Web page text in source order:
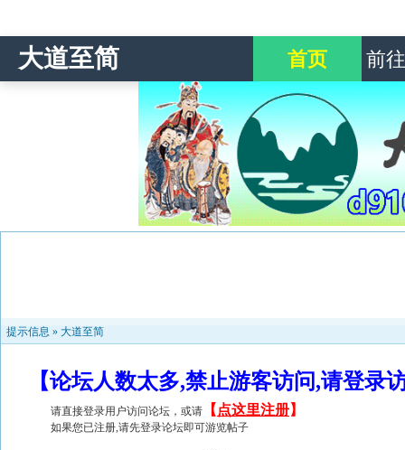
大道至简 首页 前
提示信息 » 大道至简
【论坛人数太多,禁止游客访问,请登
请直接登录用户访问论坛，或请 【 点这里注册】
如果您已注册,请先登录论坛即可游览帖子